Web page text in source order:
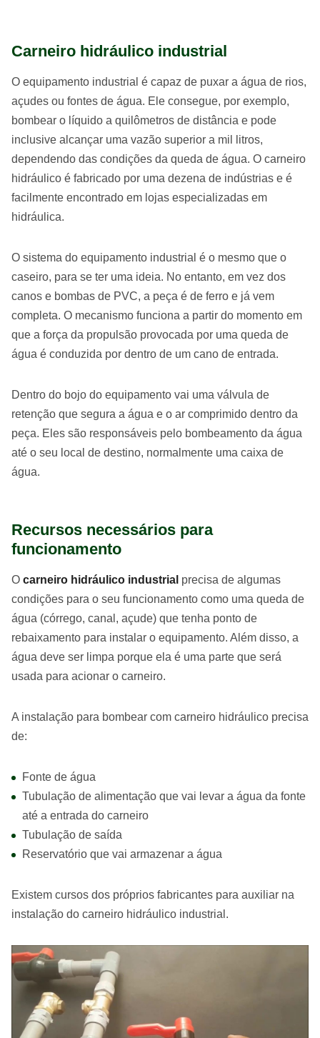
Carneiro hidráulico industrial
O equipamento industrial é capaz de puxar a água de rios,
açudes ou fontes de água. Ele consegue, por exemplo,
bombear o líquido a quilômetros de distância e pode
inclusive alcançar uma vazão superior a mil litros,
dependendo das condições da queda de água. O carneiro
hidráulico é fabricado por uma dezena de indústrias e é
facilmente encontrado em lojas especializadas em
hidráulica.
O sistema do equipamento industrial é o mesmo que o
caseiro, para se ter uma ideia. No entanto, em vez dos
canos e bombas de PVC, a peça é de ferro e já vem
completa. O mecanismo funciona a partir do momento em
que a força da propulsão provocada por uma queda de
água é conduzida por dentro de um cano de entrada.
Dentro do bojo do equipamento vai uma válvula de
retenção que segura a água e o ar comprimido dentro da
peça. Eles são responsáveis pelo bombeamento da água
até o seu local de destino, normalmente uma caixa de
água.
Recursos necessários para
funcionamento
O carneiro hidráulico industrial precisa de algumas
condições para o seu funcionamento como uma queda de
água (córrego, canal, açude) que tenha ponto de
rebaixamento para instalar o equipamento. Além disso, a
água deve ser limpa porque ela é uma parte que será
usada para acionar o carneiro.
A instalação para bombear com carneiro hidráulico precisa
de:
Fonte de água
Tubulação de alimentação que vai levar a água da fonte
até a entrada do carneiro
Tubulação de saída
Reservatório que vai armazenar a água
Existem cursos dos próprios fabricantes para auxiliar na
instalação do carneiro hidráulico industrial.